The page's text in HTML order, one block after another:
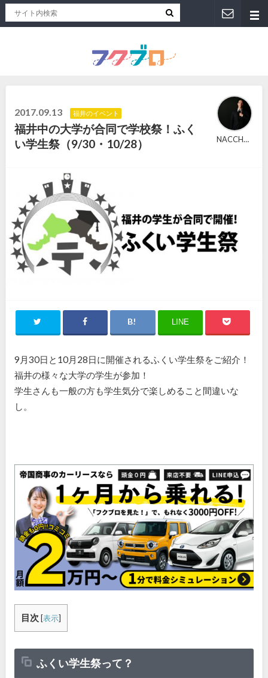
2017.09.13 福井のイベント
福井中の大学が合同で学校祭！ふく
い学生祭（9/30・10/28）
NACCHAN
LINE
9月30日と10月28日に開催されるふくい学生祭をご紹介！
福井の様々な大学の学生が参加！
学生さんも一般の方も学生気分で楽しめること間違いな
し。
目次 [表示]
ふくい学生祭って？